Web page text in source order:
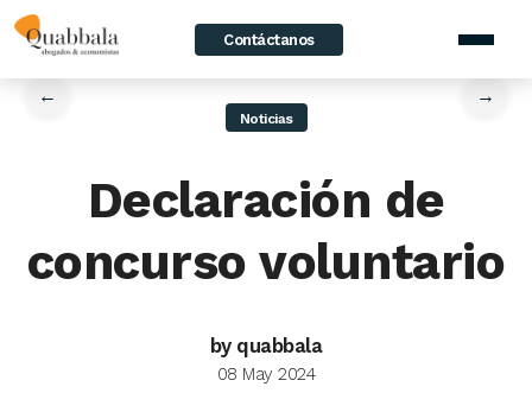
Contáctanos
home / News Declaración de concurso voluntario
←
Noticias
→
Declaración de
concurso voluntario
by quabbala
08 May 2024